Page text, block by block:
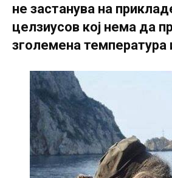
не застанува на
целзиусов кој нема да
зголемена температура